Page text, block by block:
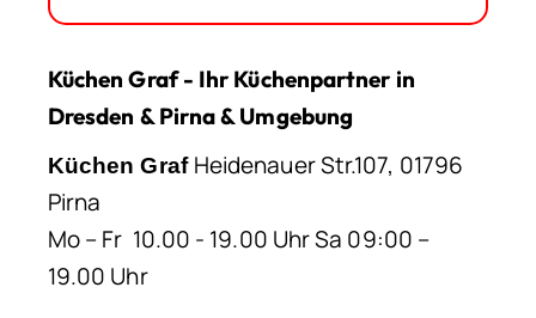
Küchen Graf - Ihr Küchenpartner in
Dresden & Pirna & Umgebung
Küchen Graf Heidenauer Str.107, 01796
Pirna
Mo – Fr 10.00 - 19.00 Uhr Sa 09:00 –
19.00 Uhr